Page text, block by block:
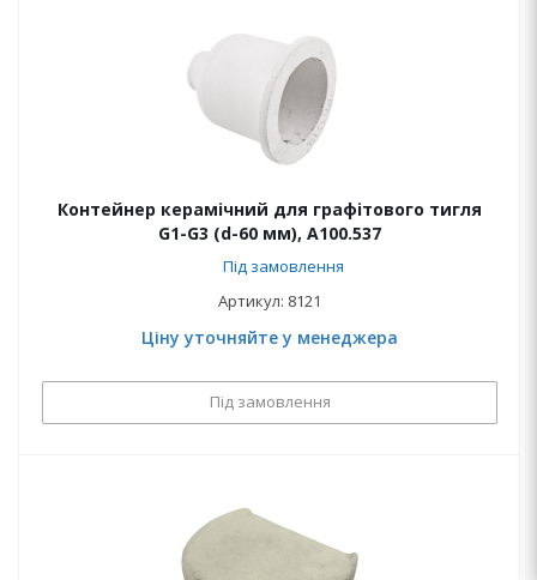
Контейнер керамічний для графітового тигля
G1-G3 (d-60 мм), A100.537
Під замовлення
Артикул: 8121
Ціну уточняйте у менеджера
Під замовлення